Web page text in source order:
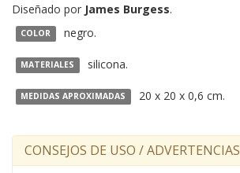
Diseñado por James Burgess.
COLOR negro.
MATERIALES silicona.
MEDIDAS APROXIMADAS 20 x 20 x 0,6 cm.
CONSEJOS DE USO / ADVERTENCIAS